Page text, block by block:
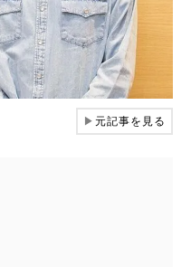
▶元記事を見る